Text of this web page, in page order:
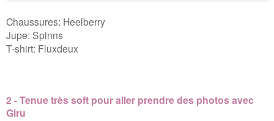
Chaussures: Heelberry
Jupe: Spinns
T-shirt: Fluxdeux
2 - Tenue très soft pour aller prendre des photos avec
Giru